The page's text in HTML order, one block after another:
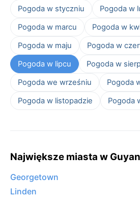
Pogoda w styczniu
Pogoda w
Pogoda w marcu
Pogoda w
Pogoda w maju
Pogoda w
Pogoda w lipcu
Pogoda w
Pogoda we wrześniu
Pogoda
Pogoda w listopadzie
Pogoda
Największe miasta w
Georgetown
Linden